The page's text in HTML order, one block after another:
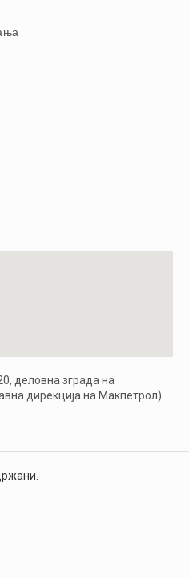
деловна зграда на
дирекција на Макпетрол)